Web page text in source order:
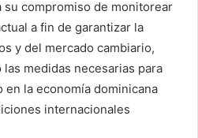
su compromiso de monitorear
a fin de garantizar la
y del mercado cambiario,
medidas necesarias para
la economía dominicana
internacionales